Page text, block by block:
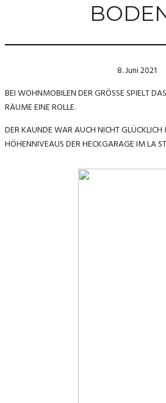
8. Juni 2021
BEI WOHNMOBILEN DER GRÖSSE SPIELT
RÄUME EINE ROLLE.
DER KAUNDE WAR AUCH NICHT GLÜCKLICH
HÖHENNIVEAUS DER HECKGARAGE IM LA